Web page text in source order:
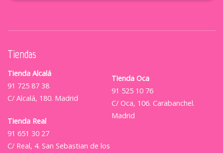
Tiendas
Tienda Alcalá
91 725 87 38
C/ Alcalá, 180. Madrid
Tienda Real
91 651 30 27
C/ Real, 4. San Sebastian de los
Tienda Oca
91 525 10 76
C/ Oca, 106. Carabanchel.
Madrid